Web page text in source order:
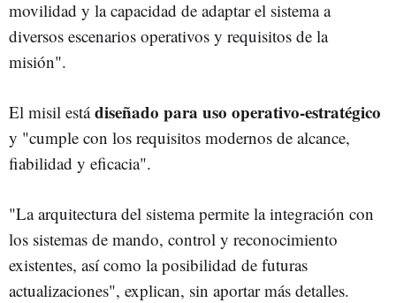
movilidad y la capacidad de adaptar el sistema a
diversos escenarios operativos y requisitos de la
misión".
El misil estádiseñado para uso operativo-estratégico
y "cumple con los requisitos modernos de alcance,
fiabilidad y eficacia".
"La arquitectura del sistema permite la integración con
los sistemas de mando, control y reconocimiento
existentes, así como la posibilidad de futuras
actualizaciones", explican, sin aportar más detalles.